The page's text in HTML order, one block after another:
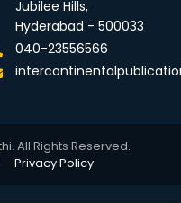
Jubilee Hills,
Hyderabad - 500033
040-23556566
All Rights Reserved.
Privacy Policy